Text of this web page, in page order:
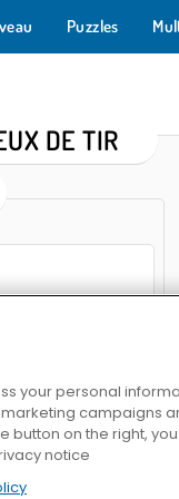
Puzzles
DE TIR
2 Shooter
your personal
campaigns
button on the right,
notice